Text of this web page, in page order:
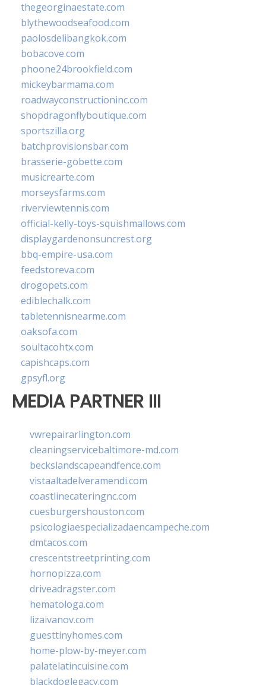
thegeorginaestate.com
blythewoodseafood.com
paolosdelibangkok.com
bobacove.com
phoone24brookfield.com
mickeybarmama.com
roadwayconstructioninc.com
shopdragonflyboutique.com
sportszilla.org
batchprovisionsbar.com
brasserie-gobette.com
musicrearte.com
morseysfarms.com
riverviewtennis.com
official-kelly-toys-squishmallows.com
displaygardenonsuncrest.org
bbq-empire-usa.com
feedstoreva.com
drogopets.com
ediblechalk.com
tabletennisnearme.com
oaksofa.com
soultacohtx.com
capishcaps.com
gpsyfl.org
MEDIA PARTNER III
vwrepairarlington.com
cleaningservicebaltimore-md.com
beckslandscapeandfence.com
vistaaltadelveramendi.com
coastlinecateringnc.com
cuesburgershouston.com
psicologiaespecializadaencampeche.com
dmtacos.com
crescentstreetprinting.com
hornopizza.com
driveadragster.com
hematologa.com
lizaivanov.com
guesttinyhomes.com
home-plow-by-meyer.com
palatelatincuisine.com
blackdoglegacy.com